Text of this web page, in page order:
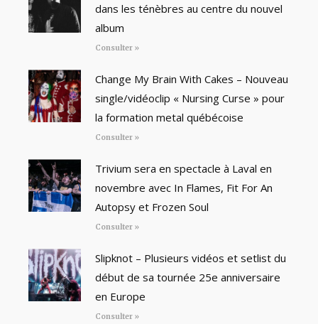
dans les ténèbres au centre du nouvel
album
Consulter »
Change My Brain With Cakes – Nouveau
single/vidéoclip « Nursing Curse » pour
la formation metal québécoise
Consulter »
Trivium sera en spectacle à Laval en
novembre avec In Flames, Fit For An
Autopsy et Frozen Soul
Consulter »
Slipknot – Plusieurs vidéos et setlist du
début de sa tournée 25e anniversaire
en Europe
Consulter »